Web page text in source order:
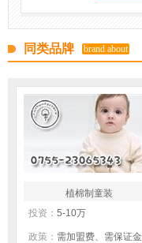
同类品牌 brand about
植棉制童装
投资： 5-10万
政策： 需加盟费、需保证金